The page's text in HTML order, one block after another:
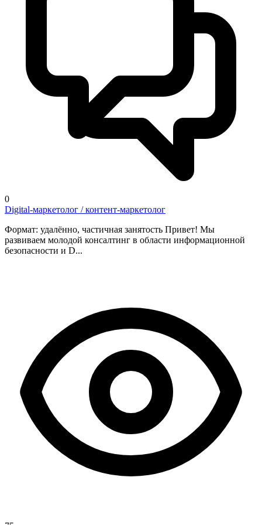
0
Digital-маркетолог / контент-маркетолог
Формат: удалённо, частичная занятость Привет! Мы
развиваем молодой консалтинг в области информационной
безопасности и D...